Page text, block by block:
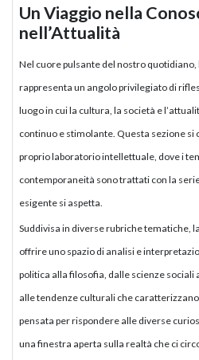
Un Viaggio nella
nell’Attualità
Nel cuore pulsante del nostro quotidiano,
rappresenta un angolo privilegiato di
luogo in cui la cultura, la società e
continuo e stimolante. Questa sezione si
proprio laboratorio intellettuale, dove i
contemporaneità sono trattati con la
esigente si aspetta.
Suddivisa in diverse rubriche tematiche,
offrire uno spazio di analisi e
politica alla filosofia, dalle scienze
alle tendenze culturali che
pensata per rispondere alle diverse
una finestra aperta sulla realtà che ci